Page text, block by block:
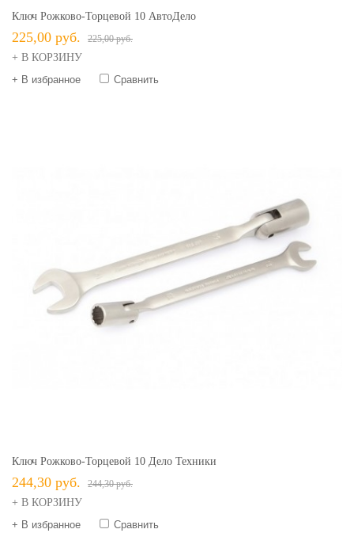
Ключ Рожково-Торцевой 10 АвтоДело
225,00 руб. 225,00 руб.
+ В КОРЗИНУ
+ В избранное
Сравнить
Ключ Рожково-Торцевой 10 Дело Техники
244,30 руб. 244,30 руб.
+ В КОРЗИНУ
+ В избранное
Сравнить